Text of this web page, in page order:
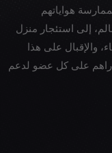
هواياتهم
إلى استئجار منزل
والإقبال على هذا
على كل عضو لدعم